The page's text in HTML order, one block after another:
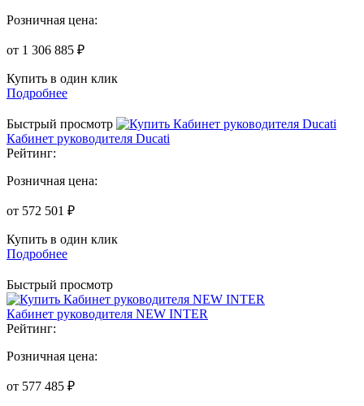
Розничная цена:
от 1 306 885 ₽
Купить в один клик
Подробнее
Быстрый просмотр
Кабинет руководителя Ducati
Рейтинг:
Розничная цена:
от 572 501 ₽
Купить в один клик
Подробнее
Быстрый просмотр
Кабинет руководителя NEW INTER
Рейтинг:
Розничная цена:
от 577 485 ₽